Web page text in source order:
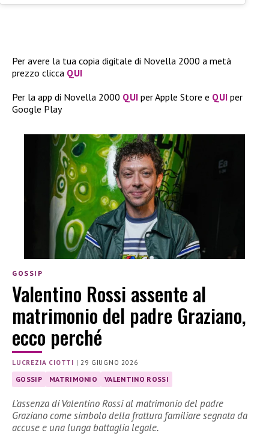
Per avere la tua copia digitale di Novella 2000 a metà
prezzo clicca QUI
Per la app di Novella 2000 QUI per Apple Store e QUI per
Google Play
GOSSIP
Valentino Rossi assente al
matrimonio del padre Graziano,
ecco perché
LUCREZIA CIOTTI |29 GIUGNO 2026
GOSSIP MATRIMONIO VALENTINO ROSSI
L’assenza di Valentino Rossi al matrimonio del padre
Graziano come simbolo della frattura familiare segnata da
accuse e una lunga battaglia legale.